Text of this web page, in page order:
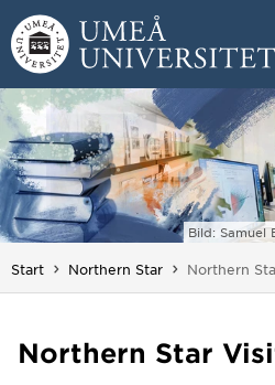
Hoppa direkt till innehållet
Huvudmenyn dold.
Bild: Samuel
Start Northern Star Du är här:
Northern
Northern Star